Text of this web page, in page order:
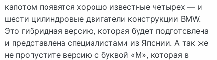
капотом появятся хорошо известные четырех — и
шести цилиндровые двигатели конструкции BMW.
Это гибридная версию, которая будет подготовлена
и представлена специалистами из Японии. А так же
не пропустите версию с буквой «М», которая в